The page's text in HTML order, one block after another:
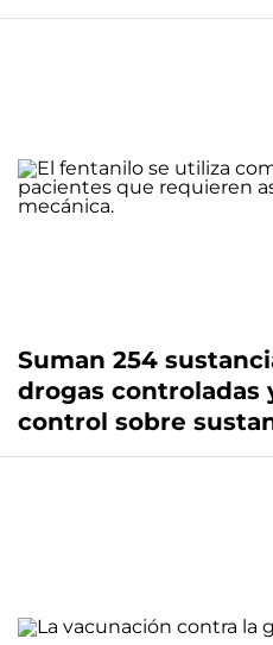
Suman 254
drogas controladas
control sobre